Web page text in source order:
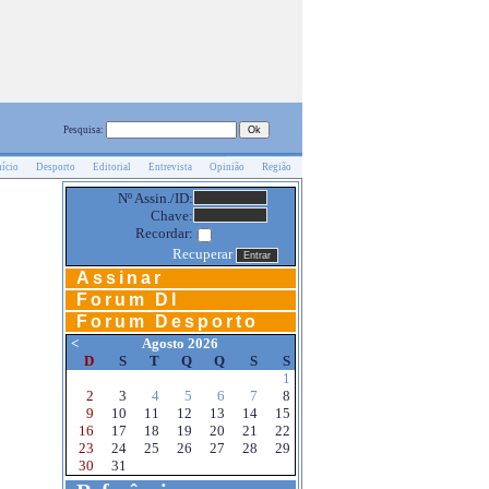
Pesquisa:
Desporto Editorial Entrevista Opinião Região
Nº Assin./ID:
Chave:
Recordar:
Recuperar
Assinar
Forum DI
Forum Desporto
<
Agosto 2026
D
S T Q Q S
S
1
2
3 4 5 6 7
8
9
10 11 12 13 14
15
16
17 18 19 20 21
22
23
24 25 26 27 28
29
30
31